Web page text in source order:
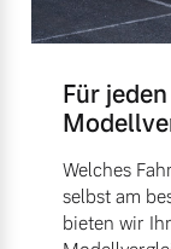
Für
Welches
selbst am
bieten wir